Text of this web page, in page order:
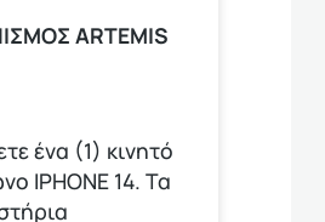
ARTEMIS
ένα (1) κινητό
ΙΡΗΟΝΕ 14. Τα